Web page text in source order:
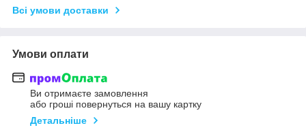
Всі умови доставки
Умови оплати
Ви отримаєте замовлення
або гроші повернуться на вашу картку
Детальніше